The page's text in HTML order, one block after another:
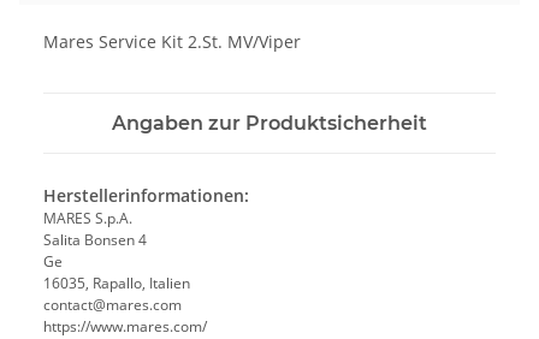
Mares Service Kit 2.St. MV/Viper
Angaben zur Produktsicherheit
Herstellerinformationen:
MARES S.p.A.
Salita Bonsen 4
Ge
16035, Rapallo, Italien
contact@mares.com
https://www.mares.com/